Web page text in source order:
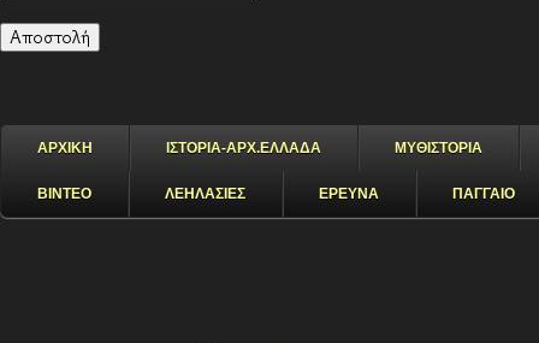
ΑΡΧΙΚΗ ΙΣΤΟΡΙΑ-ΑΡΧ.ΕΛΛΑΔΑ ΜΥΘΙΣΤΟΡΙΑ
ΒΙΝΤΕΟ ΛΕΗΛΑΣΙΕΣ ΕΡΕΥΝΑ ΠΑΓΓΑΙΟ